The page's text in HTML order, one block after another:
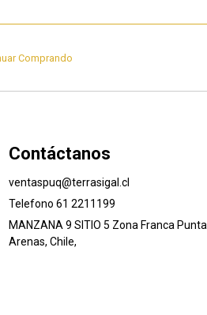
Comprando
Contáctanos
ventaspuq@terrasigal.cl
Telefono 61 2211199
MANZANA 9 SITIO 5 Zona Franca Punta
Arenas, Chile,